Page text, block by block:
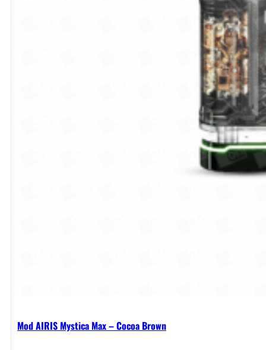
Mod AIRIS Mystica Max – Cocoa Brown